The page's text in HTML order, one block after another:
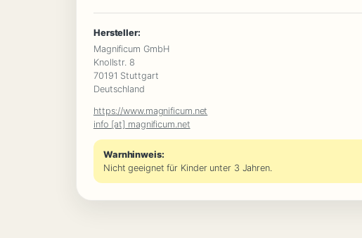
Kollegenkreis
Menge
Hersteller:
Magnificum GmbH
Knollstr. 8
70191 Stuttgart
Deutschland
https://www.magnificum.net
info [at] magnificum.net
Warnhinweis:
Nicht geeignet für Kinder unter 3 Jahren.